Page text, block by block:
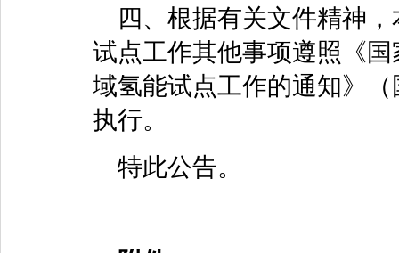
四、根据有关文件精神
试点工作其他事项遵照《
域氢能试点工作的通知》
执行。
特此公告。